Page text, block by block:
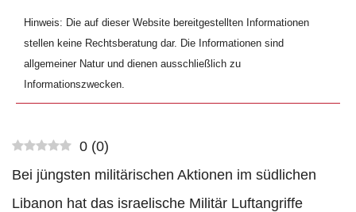
Hinweis: Die auf dieser Website bereitgestellten Informationen
stellen keine Rechtsberatung dar. Die Informationen sind
allgemeiner Natur und dienen ausschließlich zu
Informationszwecken.
0 (0)
Bei jüngsten militärischen Aktionen im südlichen
Libanon hat das israelische Militär Luftangriffe